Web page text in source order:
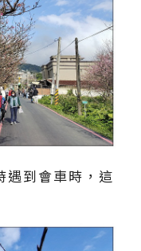
遇到會車時，這